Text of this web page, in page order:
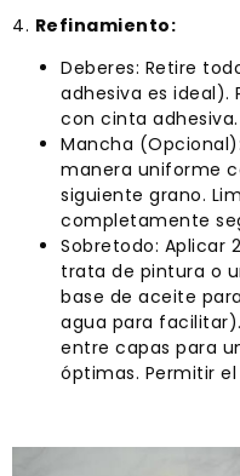
4. Refinamiento:
Deberes: Retire
adhesiva es ideal).
con cinta adhesiva.
Mancha
manera uniforme
siguiente grano.
completamente
Sobretodo: Aplicar
trata de pintura o
base de aceite
agua para
entre capas para
óptimas. Permitir